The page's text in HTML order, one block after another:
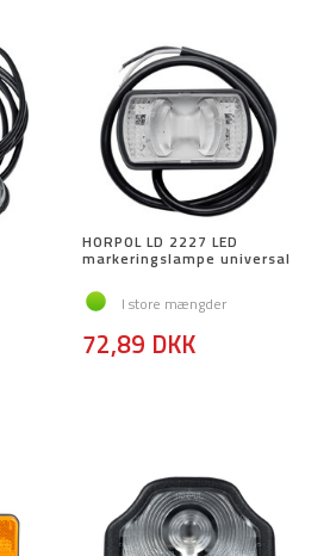
HORPOL LD 2227 LED
markeringslampe universal
I store mængder
72,89 DKK